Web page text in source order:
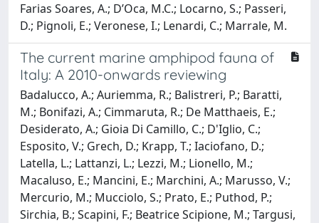
Farias Soares, A.; D’Oca, M.C.; Locarno, S.; Passeri,
D.; Pignoli, E.; Veronese, I.; Lenardi, C.; Marrale, M.
The current marine amphipod fauna of
Italy: A 2010-onwards reviewing
Badalucco, A.; Auriemma, R.; Balistreri, P.; Baratti,
M.; Bonifazi, A.; Cimmaruta, R.; De Matthaeis, E.;
Desiderato, A.; Gioia Di Camillo, C.; D'Iglio, C.;
Esposito, V.; Grech, D.; Krapp, T.; Iaciofano, D.;
Latella, L.; Lattanzi, L.; Lezzi, M.; Lionello, M.;
Macaluso, E.; Mancini, E.; Marchini, A.; Marusso, V.;
Mercurio, M.; Mucciolo, S.; Prato, E.; Puthod, P.;
Sirchia, B.; Scapini, F.; Beatrice Scipione, M.; Targusi,